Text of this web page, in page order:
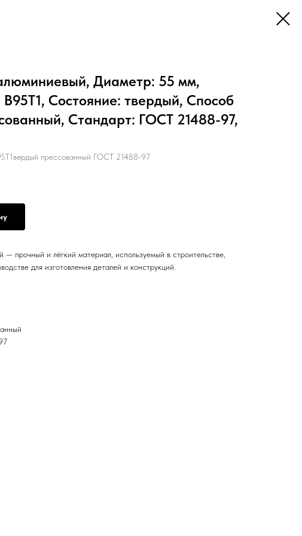
Диаметр: 55 мм,
Состояние: твердый, Способ
Стандарт: ГОСТ 21488-97,
прессованный ГОСТ 21488-97
— прочный и лёгкий материал, используемый в строительстве,
для изготовления деталей и конструкций.